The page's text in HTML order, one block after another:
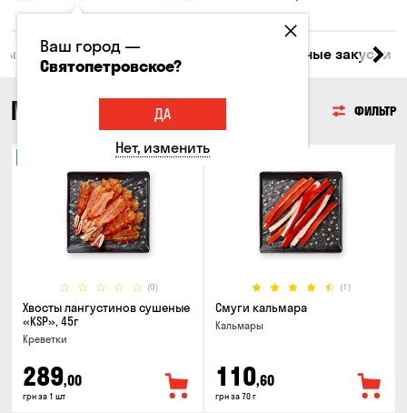
Мясо Рыба Сырные закуски
МОРЕПРОДУКТЫ ФИЛЬТР
(0)
Хвосты лангустинов сушеные
«KSP», 45г
Креветки
289,00
грн за 1 шт
(1)
Смуги кальмара
Кальмары
110,60
грн за 70 г
Ваш город —
Святопетровское?
ДА
Нет, изменить